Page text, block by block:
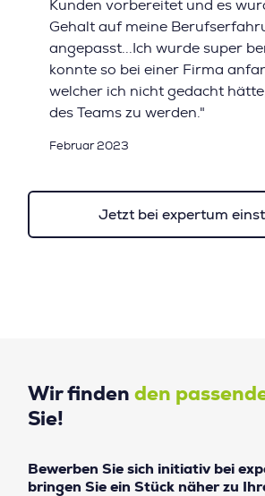
Kunden vorbereitet und es
Gehalt auf meine
angepasst...Ich wurde super
konnte so bei einer Firma
welcher ich nicht gedacht hätte,
des Teams zu werden."
Februar 2023
Jetzt bei expertum
Wir finden den
Sie!
Bewerben Sie sich initiativ bei
bringen Sie ein Stück näher zu